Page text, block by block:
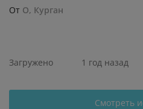
От О, Курган
Загружено 1 год назад
Смотреть